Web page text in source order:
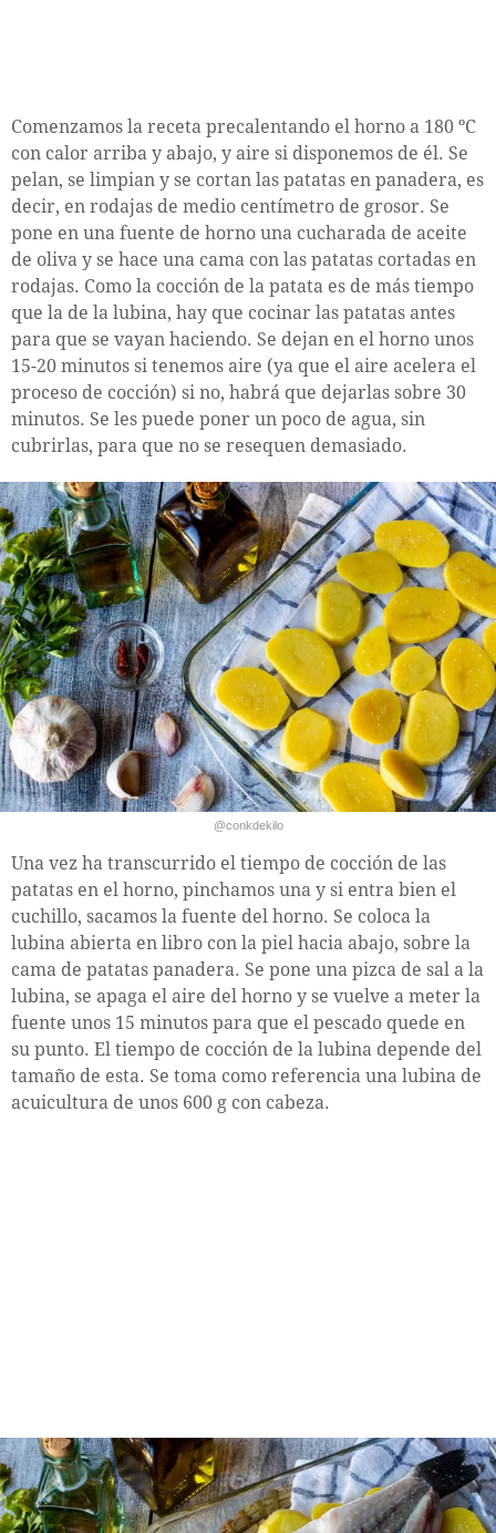
Comenzamos la receta precalentando el horno a 180 ºC
con calor arriba y abajo, y aire si disponemos de él. Se
pelan, se limpian y se cortan las patatas en panadera, es
decir, en rodajas de medio centímetro de grosor. Se
pone en una fuente de horno una cucharada de aceite
de oliva y se hace una cama con las patatas cortadas en
rodajas. Como la cocción de la patata es de más tiempo
que la de la lubina, hay que cocinar las patatas antes
para que se vayan haciendo. Se dejan en el horno unos
15-20 minutos si tenemos aire (ya que el aire acelera el
proceso de cocción) si no, habrá que dejarlas sobre 30
minutos. Se les puede poner un poco de agua, sin
cubrirlas, para que no se resequen demasiado.
@conkdekilo
Una vez ha transcurrido el tiempo de cocción de las
patatas en el horno, pinchamos una y si entra bien el
cuchillo, sacamos la fuente del horno. Se coloca la
lubina abierta en libro con la piel hacia abajo, sobre la
cama de patatas panadera. Se pone una pizca de sal a la
lubina, se apaga el aire del horno y se vuelve a meter la
fuente unos 15 minutos para que el pescado quede en
su punto. El tiempo de cocción de la lubina depende del
tamaño de esta. Se toma como referencia una lubina de
acuicultura de unos 600 g con cabeza.